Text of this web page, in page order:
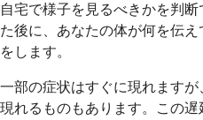
自宅で様子を見るべきかを判
た後に、あなたの体が何を伝
をします。
一部の症状はすぐに現れます
現れるものもあります。この